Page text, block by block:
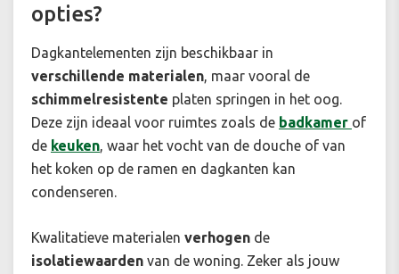
opties?
Dagkantelementen zijn beschikbaar in
verschillende materialen, maar vooral de
schimmelresistente platen springen in het oog.
Deze zijn ideaal voor ruimtes zoals de badkamer of
de keuken, waar het vocht van de douche of van
het koken op de ramen en dagkanten kan
condenseren.
Kwalitatieve materialen verhogen de
isolatiewaarden van de woning. Zeker als jouw